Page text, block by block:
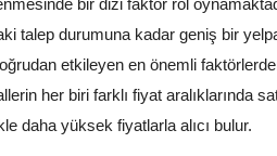
bir dizi faktör rol
talep durumuna kadar geniş bir
etkileyen en önemli
her biri farklı fiyat aralıklarında
daha yüksek fiyatlarla alıcı bulur.